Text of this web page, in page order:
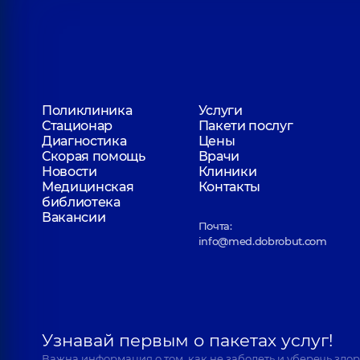
Буймистер Татьяна Григорьевна
37 лет опыта
Невхорошев Евгений Александрович
Поликлиника
Услуги
Стационар
Пакети послуг
Диагностика
Цены
Скорая помощь
Врачи
Новости
Клиники
Медицинская
библиотека
Контакты
Вакансии
Почта:
info@med.dobrobut.com
Узнавай первым о пакетах услуг!